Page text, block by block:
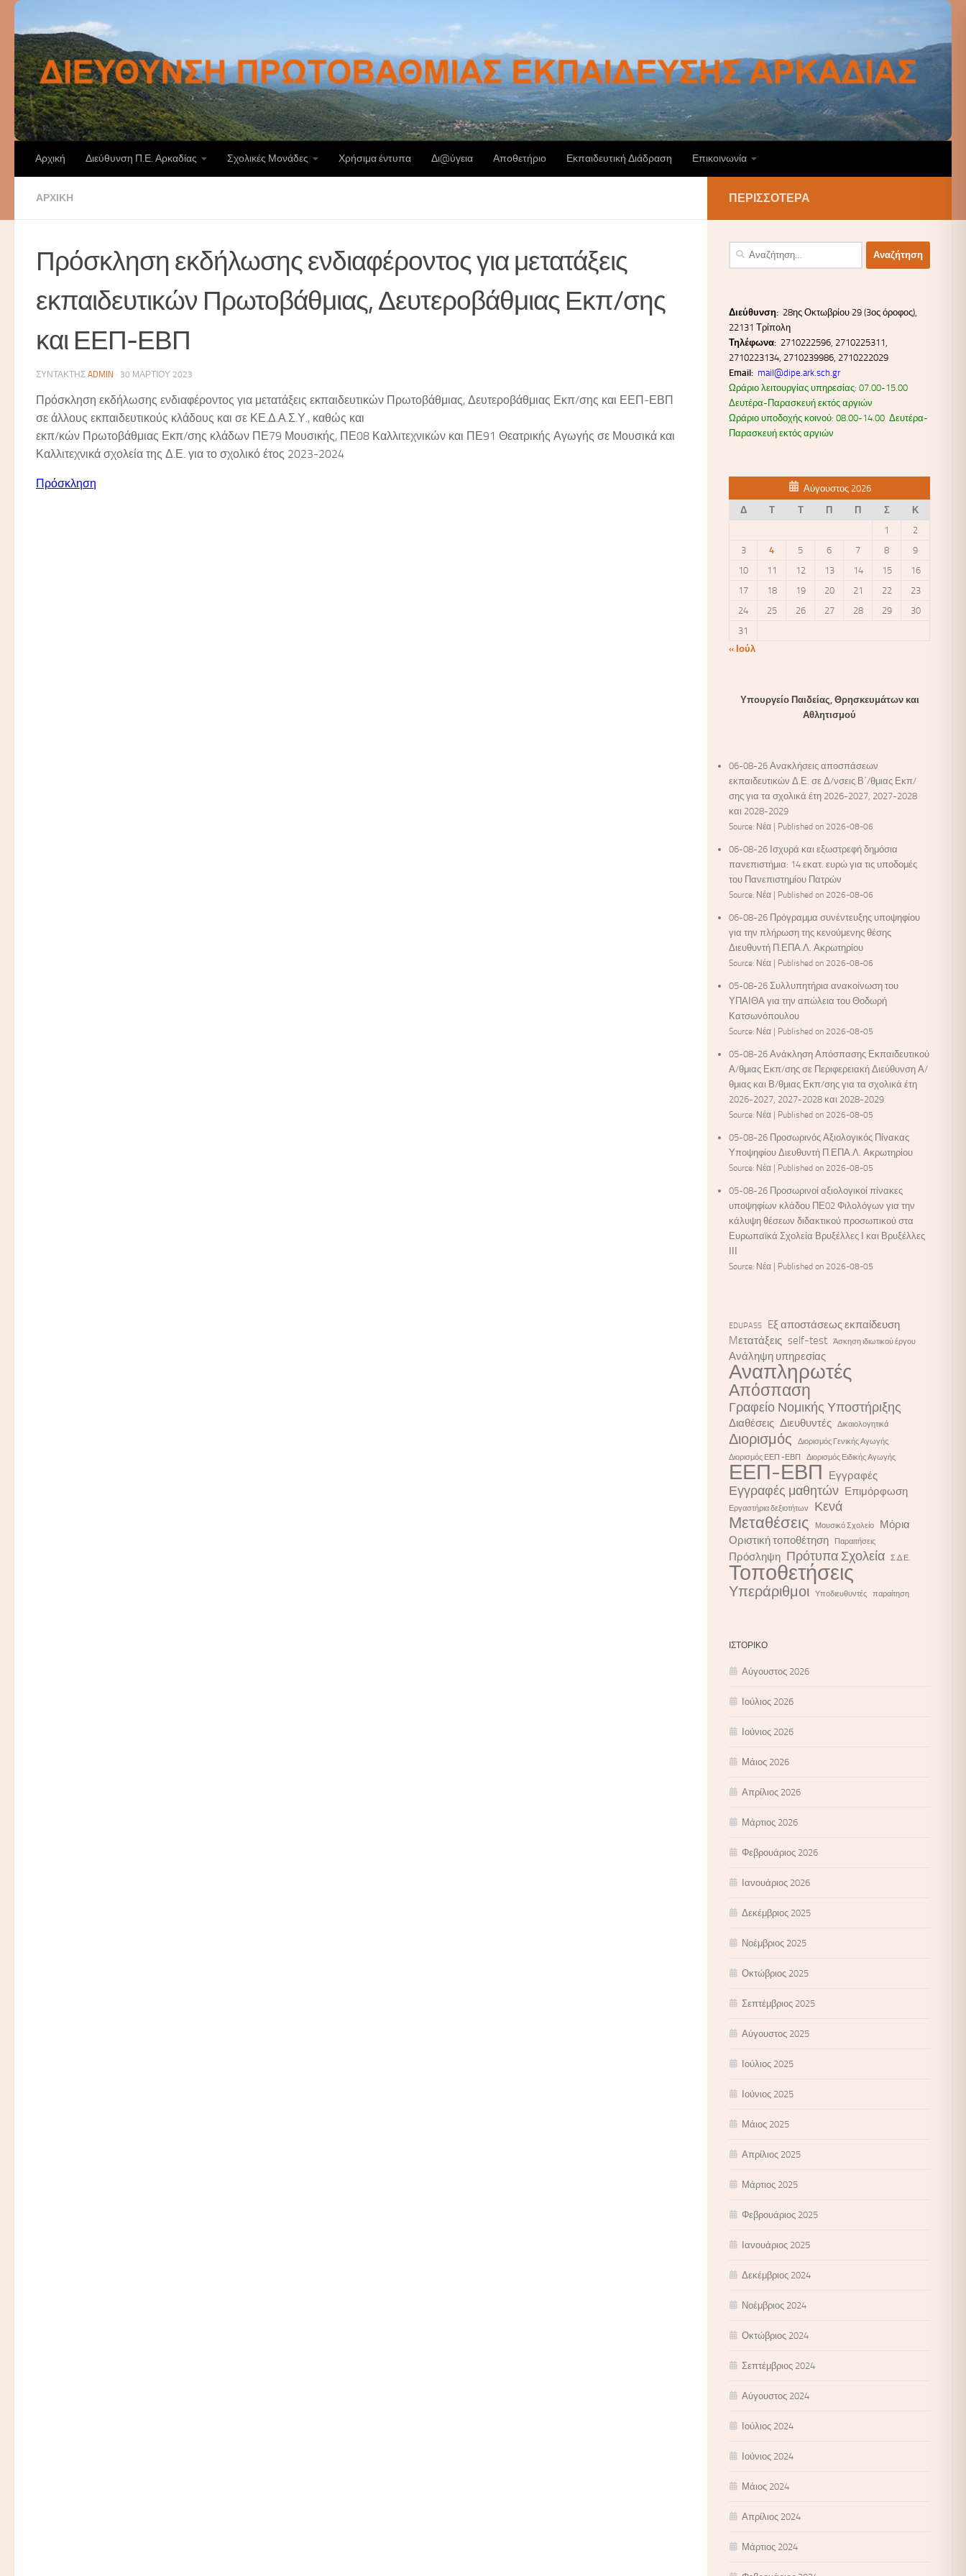
Αρχική Διεύθυνση Π.Ε. Αρκαδίας Σχολικές Μονάδες Χρήσιμα έντυπα Δι@ύγεια Αποθετήριο Εκπαιδευτική Διάδραση Επικοινωνία
ΑΡΧΙΚΉ
Πρόσκληση εκδήλωσης ενδιαφέροντος για μετατάξεις
εκπαιδευτικών Πρωτοβάθμιας, Δευτεροβάθμιας Εκπ/σης
και ΕΕΠ-ΕΒΠ
ΣΥΝΤΆΚΤΗΣ ADMIN · 30 ΜΑΡΤΊΟΥ 2023
Πρόσκληση εκδήλωσης ενδιαφέροντος για μετατάξεις εκπαιδευτικών Πρωτοβάθμιας, Δευτεροβάθμιας Εκπ/σης και ΕΕΠ-ΕΒΠ
σε άλλους εκπαιδευτικούς κλάδους και σε ΚΕ.Δ.Α.Σ.Υ., καθώς και
εκπ/κών Πρωτοβάθμιας Εκπ/σης κλάδων ΠΕ79 Μουσικής, ΠΕ08 Καλλιτεχνικών και ΠΕ91 Θεατρικής Αγωγής σε Μουσικά και
Καλλιτεχνικά σχολεία της Δ.Ε. για το σχολικό έτος 2023-2024
Πρόσκληση
ΠΕΡΙΣΣΌΤΕΡΑ
Αναζήτηση
Διεύθυνση: 28ης Οκτωβρίου 29 (3ος όροφος),
22131 Τρίπολη
Τηλέφωνα: 2710222596, 2710225311,
2710223134, 2710239986, 2710222029
Email: mail@dipe.ark.sch.gr
Ωράριο λειτουργίας υπηρεσίας: 07.00-15.00
Δευτέρα-Παρασκευή εκτός αργιών
Ωράριο υποδοχής κοινού: 08.00-14.00 Δευτέρα-
Παρασκευή εκτός αργιών
Αύγουστος 2026
Δ
Τ Τ Π Π Σ
Κ
1
2
3
4 5 6 7 8
9
10
11 12 13 14 15
16
17
18 19 20 21 22
23
24
25 26 27 28 29
30
31
« Ιούλ
Υπουργείο Παιδείας, Θρησκευμάτων και
Αθλητισμού
06-08-26 Ανακλήσεις αποσπάσεων
εκπαιδευτικών Δ.Ε. σε Δ/νσεις Β΄/θμιας Εκπ/
σης για τα σχολικά έτη 2026-2027, 2027-2028
και 2028-2029
Source: Νέα Published on 2026-08-06
06-08-26 Ισχυρά και εξωστρεφή δημόσια
πανεπιστήμια: 14 εκατ. ευρώ για τις υποδομές
του Πανεπιστημίου Πατρών
Source: Νέα Published on 2026-08-06
06-08-26 Πρόγραμμα συνέντευξης υποψηφίου
για την πλήρωση της κενούμενης θέσης
Διευθυντή Π.ΕΠΑ.Λ. Ακρωτηρίου
Source: Νέα Published on 2026-08-06
05-08-26 Συλλυπητήρια ανακοίνωση του
ΥΠΑΙΘΑ για την απώλεια του Θοδωρή
Κατσωνόπουλου
Source: Νέα Published on 2026-08-05
05-08-26 Ανάκληση Απόσπασης Εκπαιδευτικού
Α/θμιας Εκπ/σης σε Περιφερειακή Διεύθυνση Α/
θμιας και Β/θμιας Εκπ/σης για τα σχολικά έτη
2026-2027, 2027-2028 και 2028-2029
Source: Νέα Published on 2026-08-05
05-08-26 Προσωρινός Αξιολογικός Πίνακας
Υποψηφίου Διευθυντή Π.ΕΠΑ.Λ. Ακρωτηρίου
Source: Νέα Published on 2026-08-05
05-08-26 Προσωρινοί αξιολογικοί πίνακες
υποψηφίων κλάδου ΠΕ02 Φιλολόγων για την
κάλυψη θέσεων διδακτικού προσωπικού στα
Ευρωπαϊκά Σχολεία Βρυξέλλες Ι και Βρυξέλλες
ΙΙΙ
Source: Νέα Published on 2026-08-05
EDUPASS
Eξ αποστάσεως εκπαίδευση
Mετατάξεις self-test Άσκηση ιδιωτικού έργου
Ανάληψη υπηρεσίας
Αναπληρωτές
Απόσπαση
Γραφείο Νομικής Υποστήριξης
Διαθέσεις Διευθυντές Δικαιολογητικά
Διορισμός
Διορισμός Γενικής Αγωγής
Διορισμός ΕΕΠ -ΕΒΠ
Διορισμός Ειδικής Αγωγής
ΕΕΠ-ΕΒΠ Εγγραφές
Εγγραφές μαθητών Επιμόρφωση
Εργαστήρια δεξιοτήτων Κενά
Μεταθέσεις Μουσικό Σχολείο
Μόρια
Οριστική τοποθέτηση
Παραιτήσεις
Πρόσληψη Πρότυπα Σχολεία Σ.Δ.Ε.
Τοποθετήσεις
Υπεράριθμοι Υποδιευθυντές παραίτηση
ΙΣΤΟΡΙΚΌ
Αύγουστος 2026
Ιούλιος 2026
Ιούνιος 2026
Μάιος 2026
Απρίλιος 2026
Μάρτιος 2026
Φεβρουάριος 2026
Ιανουάριος 2026
Δεκέμβριος 2025
Νοέμβριος 2025
Οκτώβριος 2025
Σεπτέμβριος 2025
Αύγουστος 2025
Ιούλιος 2025
Ιούνιος 2025
Μάιος 2025
Απρίλιος 2025
Μάρτιος 2025
Φεβρουάριος 2025
Ιανουάριος 2025
Δεκέμβριος 2024
Νοέμβριος 2024
Οκτώβριος 2024
Σεπτέμβριος 2024
Αύγουστος 2024
Ιούλιος 2024
Ιούνιος 2024
Μάιος 2024
Απρίλιος 2024
Μάρτιος 2024